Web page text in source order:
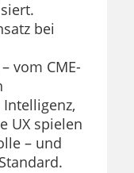
bei
vom CME-
UX spielen
– und